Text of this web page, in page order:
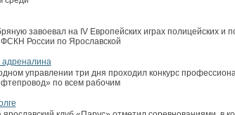
завоевал на IV Европейских играх полицейских и
России по Ярославской
адреналина
управлении три дня проходил конкурс
по всем рабочим